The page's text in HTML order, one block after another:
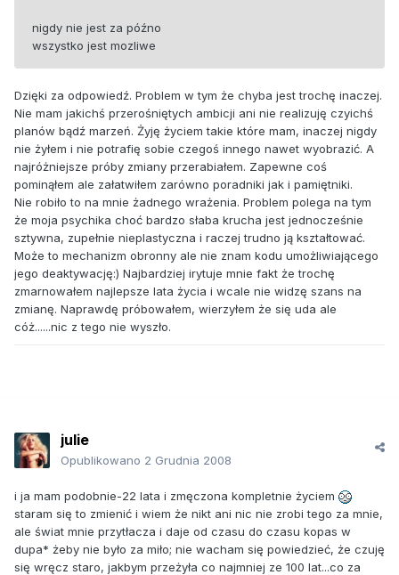
nigdy nie jest za późno
wszystko jest mozliwe
Dzięki za odpowiedź. Problem w tym że chyba jest trochę inaczej.
Nie mam jakichś przerośniętych ambicji ani nie realizuję czyichś
planów bądź marzeń. Żyję życiem takie które mam, inaczej nigdy
nie żyłem i nie potrafię sobie czegoś innego nawet wyobrazić. A
najróżniejsze próby zmiany przerabiałem. Zapewne coś
pominąłem ale załatwiłem zarówno poradniki jak i pamiętniki.
Nie robiło to na mnie żadnego wrażenia. Problem polega na tym
że moja psychika choć bardzo słaba krucha jest jednocześnie
sztywna, zupełnie nieplastyczna i raczej trudno ją kształtować.
Może to mechanizm obronny ale nie znam kodu umożliwiającego
jego deaktywację:) Najbardziej irytuje mnie fakt że trochę
zmarnowałem najlepsze lata życia i wcale nie widzę szans na
zmianę. Naprawdę próbowałem, wierzyłem że się uda ale
cóż......nic z tego nie wyszło.
julie
Opublikowano 2 Grudnia 2008
i ja mam podobnie-22 lata i zmęczona kompletnie życiem
staram się to zmienić i wiem że nikt ani nic nie zrobi tego za mnie,
ale świat mnie przytłacza i daje od czasu do czasu kopas w
dupa* żeby nie było za miło; nie wacham się powiedzieć, że czuję
się wręcz staro, jakbym przeżyła co najmniej ze 100 lat...co za